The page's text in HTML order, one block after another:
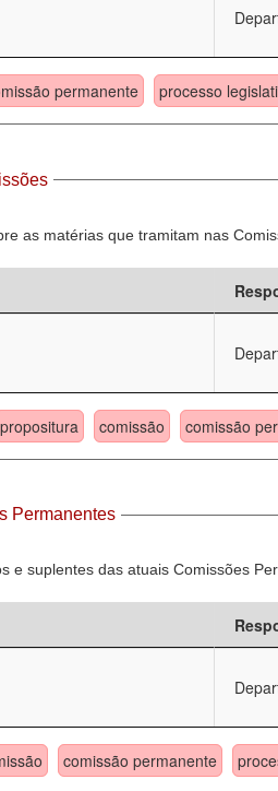
permanente processo
as matérias que tramitam nas
propositura comissão comissão
Permanentes
e suplentes das atuais Comissões
comissão permanente